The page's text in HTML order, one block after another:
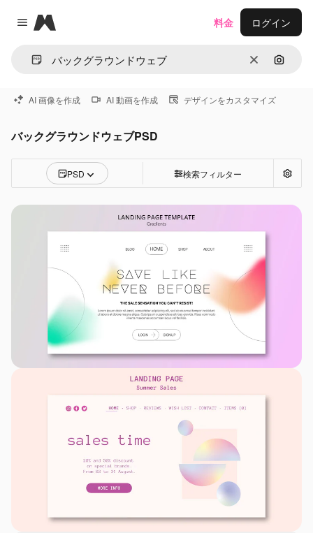
Close menu
Magnific
消去 画像で
料金 ログイン
AI 画像を作成 AI 動画を作成 デザインをカスタマイズ
バックグラウンドウェブPSD
PSD 検索フィルター